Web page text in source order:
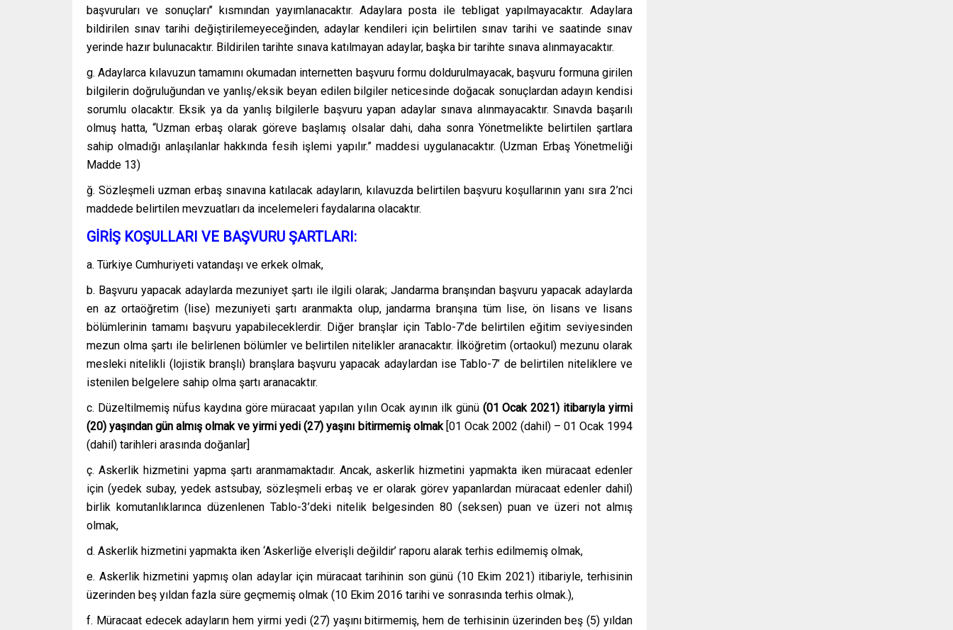
başvuruları ve sonuçları’’ kısmından yayımlanacaktır. Adaylara posta ile tebligat yapılmayacaktır. Adaylara
bildirilen sınav tarihi değiştirilemeyeceğinden, adaylar kendileri için belirtilen sınav tarihi ve saatinde sınav
yerinde hazır bulunacaktır. Bildirilen tarihte sınava katılmayan adaylar, başka bir tarihte sınava alınmayacaktır.
g. Adaylarca kılavuzun tamamını okumadan internetten başvuru formu doldurulmayacak, başvuru formuna girilen
bilgilerin doğruluğundan ve yanlış/eksik beyan edilen bilgiler neticesinde doğacak sonuçlardan adayın kendisi
sorumlu olacaktır. Eksik ya da yanlış bilgilerle başvuru yapan adaylar sınava alınmayacaktır. Sınavda başarılı
olmuş hatta, “Uzman erbaş olarak göreve başlamış olsalar dahi, daha sonra Yönetmelikte belirtilen şartlara
sahip olmadığı anlaşılanlar hakkında fesih işlemi yapılır.” maddesi uygulanacaktır. (Uzman Erbaş Yönetmeliği
Madde 13)
ğ. Sözleşmeli uzman erbaş sınavına katılacak adayların, kılavuzda belirtilen başvuru koşullarının yanı sıra 2’nci
maddede belirtilen mevzuatları da incelemeleri faydalarına olacaktır.
GİRİŞ KOŞULLARI VE BAŞVURU ŞARTLARI:
a. Türkiye Cumhuriyeti vatandaşı ve erkek olmak,
b. Başvuru yapacak adaylarda mezuniyet şartı ile ilgili olarak; Jandarma branşından başvuru yapacak adaylarda
en az ortaöğretim (lise) mezuniyeti şartı aranmakta olup, jandarma branşına tüm lise, ön lisans ve lisans
bölümlerinin tamamı başvuru yapabileceklerdir. Diğer branşlar için Tablo-7’de belirtilen eğitim seviyesinden
mezun olma şartı ile belirlenen bölümler ve belirtilen nitelikler aranacaktır. İlköğretim (ortaokul) mezunu olarak
mesleki nitelikli (lojistik branşlı) branşlara başvuru yapacak adaylardan ise Tablo-7’ de belirtilen niteliklere ve
istenilen belgelere sahip olma şartı aranacaktır.
c. Düzeltilmemiş nüfus kaydına göre müracaat yapılan yılın Ocak ayının ilk günü (01 Ocak 2021) itibarıyla yirmi
(20) yaşından gün almış olmak ve yirmi yedi (27) yaşını bitirmemiş olmak[01 Ocak 2002 (dahil) – 01 Ocak 1994
(dahil) tarihleri arasında doğanlar]
ç. Askerlik hizmetini yapma şartı aranmamaktadır. Ancak, askerlik hizmetini yapmakta iken müracaat edenler
için (yedek subay, yedek astsubay, sözleşmeli erbaş ve er olarak görev yapanlardan müracaat edenler dahil)
birlik komutanlıklarınca düzenlenen Tablo-3’deki nitelik belgesinden 80 (seksen) puan ve üzeri not almış
olmak,
d. Askerlik hizmetini yapmakta iken ‘Askerliğe elverişli değildir’ raporu alarak terhis edilmemiş olmak,
e. Askerlik hizmetini yapmış olan adaylar için müracaat tarihinin son günü (10 Ekim 2021) itibariyle, terhisinin
üzerinden beş yıldan fazla süre geçmemiş olmak (10 Ekim 2016 tarihi ve sonrasında terhis olmak.),
f. Müracaat edecek adayların hem yirmi yedi (27) yaşını bitirmemiş, hem de terhisinin üzerinden beş (5) yıldan